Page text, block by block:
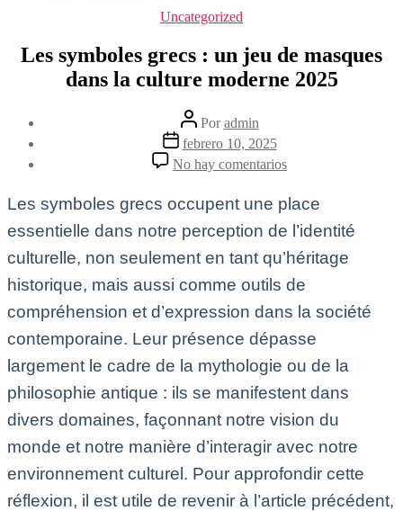
Categorías
Uncategorized
Les symboles grecs : un jeu de masques
dans la culture moderne 2025
Autor
de
la
entrada
Poradmin
Fecha
de
la
febrero 10, 2025
No hay comentarios
Les
grecs
un
jeu
masques
dans
la
culture
2025
Les symboles grecs occupent une place
essentielle dans notre perception de l’identité
culturelle, non seulement en tant qu’héritage
historique, mais aussi comme outils de
compréhension et d’expression dans la société
contemporaine. Leur présence dépasse
largement le cadre de la mythologie ou de la
philosophie antique : ils se manifestent dans
divers domaines, façonnant notre vision du
monde et notre manière d’interagir avec notre
environnement culturel. Pour approfondir cette
réflexion, il est utile de revenir à l’article précédent,